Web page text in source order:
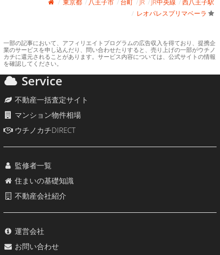
東京都 八王子市 台町 JR JR中央線
西八王子駅
レオパレスプリマベーラ
一部の記事において、アフィリエイトプログラムの広告収入を得ており、提携企
業のサービスを申し込んだり、問い合わせたりすると、売り上げの一部がウチノ
カチに還元されることがあります。サービス内容については、公式サイトの情報
を確認してください。
Service
不動産一括査定サイト
マンション物件相場
ウチノカチDIRECT
監修者一覧
住まいの基礎知識
不動産会社紹介
運営会社
お問い合わせ